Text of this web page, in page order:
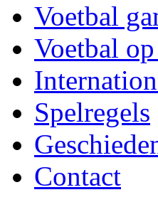
Voetbal
Voetbal
Spelregels
Contact